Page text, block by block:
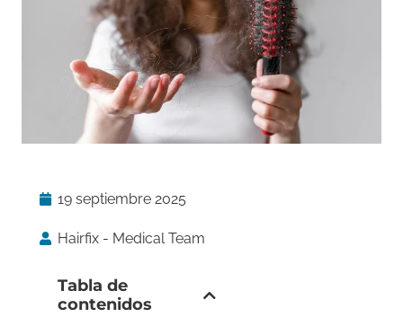
19 septiembre 2025
Hairfix - Medical Team
Tabla de
contenidos